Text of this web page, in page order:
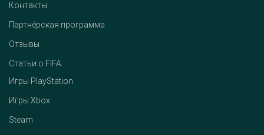
Контакты
Партнёрская программа
Отзывы
Статьи о FIFA
Игры PlayStation
Игры Xbox
Steam